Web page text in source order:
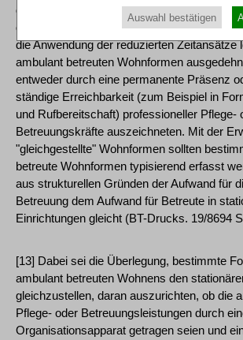
dazu dienten, die pauschalierten Zeitansätze
diese daher in der Praxis handhabbar
die Anwendung der reduzierten Zeitansätze
ambulant betreuten Wohnformen
entweder durch eine permanente Präsenz
ständige Erreichbarkeit (zum Beispiel in
und Rufbereitschaft) professioneller Pflege-
Betreuungskräfte auszeichneten. Mit der
"gleichgestellte" Wohnformen sollten
betreute Wohnformen typisierend erfasst
aus strukturellen Gründen der Aufwand für
Betreuung dem Aufwand für Betreute in
Einrichtungen gleicht (BT-Drucks. 19/8694
[13] Dabei sei die Überlegung, bestimmte
ambulant betreuten Wohnens den
gleichzustellen, daran auszurichten, ob die
Pflege- oder Betreuungsleistungen durch
Organisationsapparat getragen seien und
Auswahl bestätigen